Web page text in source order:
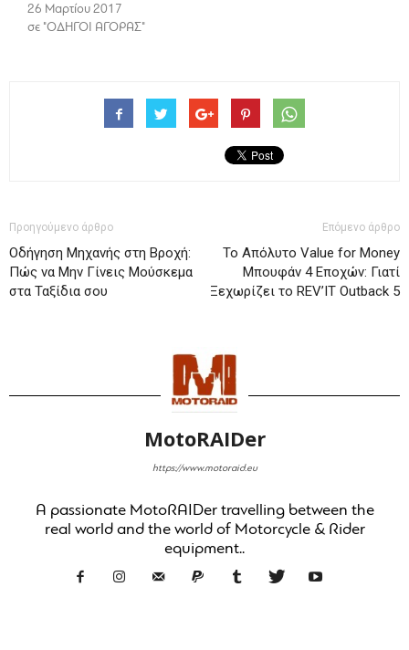
26 Μαρτίου 2017
σε "ΟΔΗΓΟΙ ΑΓΟΡΑΣ"
Προηγούμενο άρθρο
Οδήγηση Μηχανής στη Βροχή:
Πώς να Μην Γίνεις Μούσκεμα
στα Ταξίδια σου
Επόμενο άρθρο
Το Απόλυτο Value for Money
Μπουφάν 4 Εποχών: Γιατί
Ξεχωρίζει το REV’IT Outback 5
MotoRAIDer
https://www.motoraid.eu
A passionate MotoRAIDer travelling between the
real world and the world of Motorcycle & Rider
equipment..